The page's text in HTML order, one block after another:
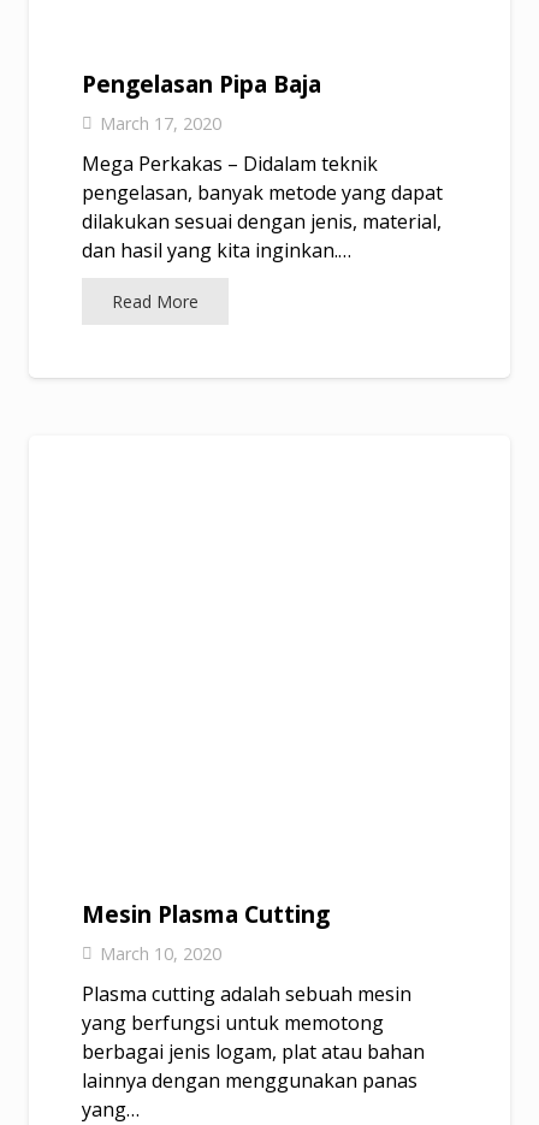
Pengelasan Pipa Baja
March 17, 2020
Mega Perkakas – Didalam teknik
pengelasan, banyak metode yang dapat
dilakukan sesuai dengan jenis, material,
dan hasil yang kita inginkan.…
Read More
Mesin Plasma Cutting
March 10, 2020
Plasma cutting adalah sebuah mesin
yang berfungsi untuk memotong
berbagai jenis logam, plat atau bahan
lainnya dengan menggunakan panas
yang…